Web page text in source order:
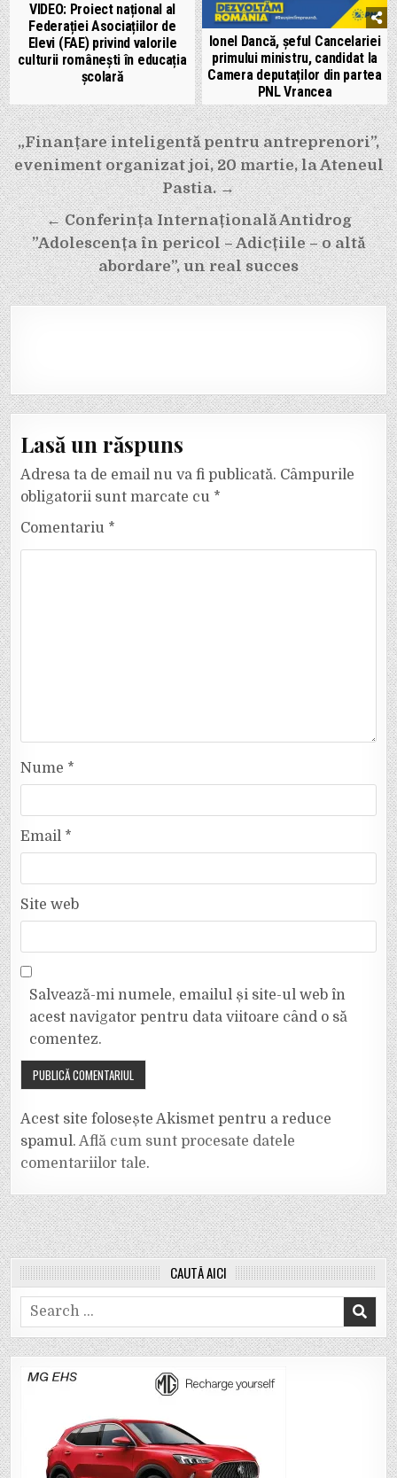
VIDEO: Proiect național al
Federației Asociațiilor de
Elevi (FAE) privind valorile
culturii românești în educația
școlară
Ionel Dancă, șeful Cancelariei
primului ministru, candidat la
Camera deputaților din partea
PNL Vrancea
Navigare
în
articole
„Finanțare inteligentă pentru antreprenori”,
eveniment organizat joi, 20 martie, la Ateneul
Pastia. →
← Conferința Internațională Antidrog
”Adolescența în pericol – Adicțiile – o altă
abordare”, un real succes
Lasă un răspuns
Adresa ta de email nu va fi publicată. Câmpurile
obligatorii sunt marcate cu *
Comentariu *
Nume *
Email *
Site web
Salvează-mi numele, emailul și site-ul web în
acest navigator pentru data viitoare când o să
comentez.
Acest site folosește Akismet pentru a reduce
spamul.Află cum sunt procesate datele
comentariilor tale.
CAUTĂ AICI
Search
for: